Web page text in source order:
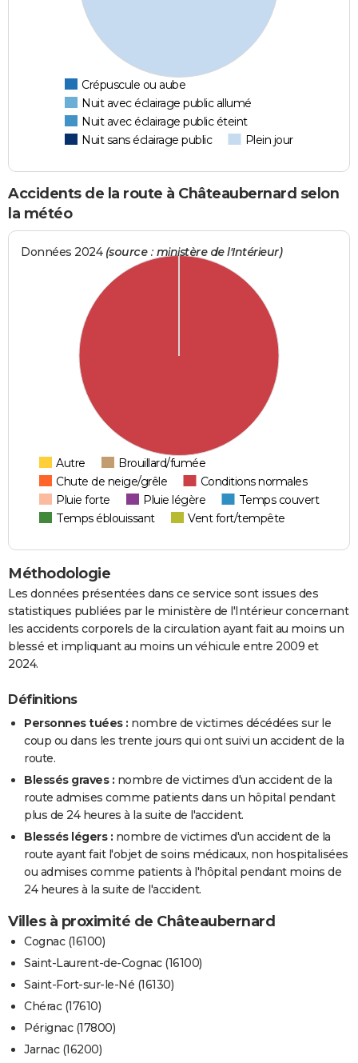
Crépuscule ou aube
Nuit avec éclairage public allumé
Nuit avec éclairage public éteint
Nuit sans éclairage public
Plein jour
Accidents de la route à Châteaubernard selon
la météo
Données 2024 (source : ministère de l'Intérieur)
Autre
Brouillard/fumée
Chute de neige/grêle
Conditions normales
Pluie forte
Pluie légère
Temps couvert
Temps éblouissant
Vent fort/tempête
Méthodologie
Les données présentées dans ce service sont issues des
statistiques publiées par le ministère de l'Intérieur concernant
les accidents corporels de la circulation ayant fait au moins un
blessé et impliquant au moins un véhicule entre 2009 et
2024.
Définitions
Personnes tuées : nombre de victimes décédées sur le
coup ou dans les trente jours qui ont suivi un accident de la
route.
Blessés graves : nombre de victimes d'un accident de la
route admises comme patients dans un hôpital pendant
plus de 24 heures à la suite de l'accident.
Blessés légers : nombre de victimes d'un accident de la
route ayant fait l'objet de soins médicaux, non hospitalisées
ou admises comme patients à l'hôpital pendant moins de
24 heures à la suite de l'accident.
Villes à proximité de Châteaubernard
Cognac (16100)
Saint-Laurent-de-Cognac (16100)
Saint-Fort-sur-le-Né (16130)
Chérac (17610)
Pérignac (17800)
Jarnac (16200)